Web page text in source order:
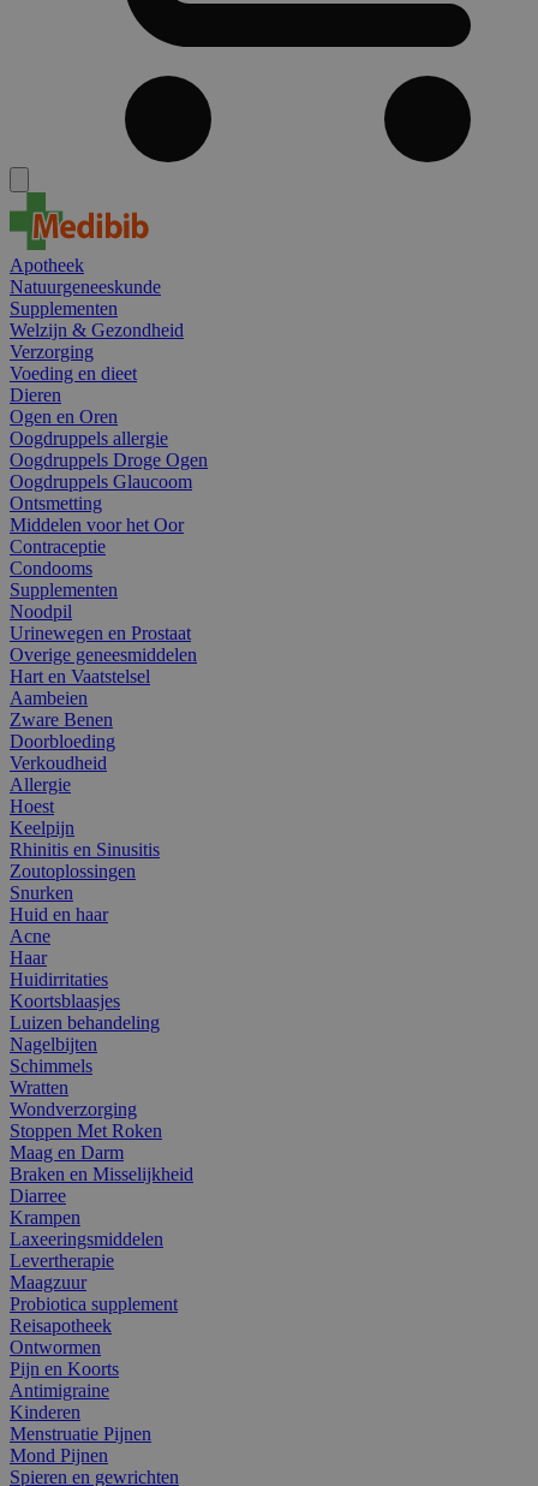
Apotheek
Natuurgeneeskunde
Supplementen
Welzijn & Gezondheid
Verzorging
Voeding en dieet
Dieren
Ogen en Oren
Oogdruppels allergie
Oogdruppels Droge Ogen
Oogdruppels Glaucoom
Ontsmetting
Middelen voor het Oor
Contraceptie
Condooms
Supplementen
Noodpil
Urinewegen en Prostaat
Overige geneesmiddelen
Hart en Vaatstelsel
Aambeien
Zware Benen
Doorbloeding
Verkoudheid
Allergie
Hoest
Keelpijn
Rhinitis en Sinusitis
Zoutoplossingen
Snurken
Huid en haar
Acne
Haar
Huidirritaties
Koortsblaasjes
Luizen behandeling
Nagelbijten
Schimmels
Wratten
Wondverzorging
Stoppen Met Roken
Maag en Darm
Braken en Misselijkheid
Diarree
Krampen
Laxeeringsmiddelen
Levertherapie
Maagzuur
Probiotica supplement
Reisapotheek
Ontwormen
Pijn en Koorts
Antimigraine
Kinderen
Menstruatie Pijnen
Mond Pijnen
Spieren en gewrichten